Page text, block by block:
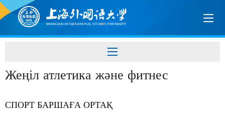
Жеңіл атлетика және фитнес
СПОРТ БАРШАҒА ОРТАҚ